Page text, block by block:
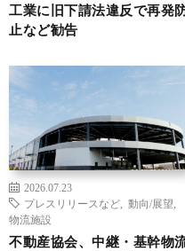
工業に旧下請法違反で再発
止など勧告
2026.07.23
プレスリリースなど
動向/展望
物流施設
不動産協会、中継・基幹物